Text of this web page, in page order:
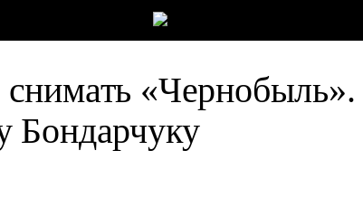
«Чернобыль».
Бондарчуку